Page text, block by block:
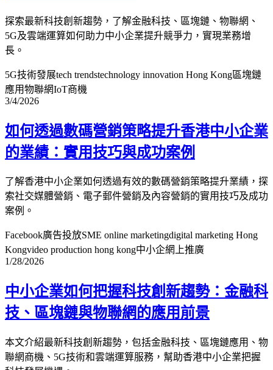
探索最新科技創新趨勢，了解金融科技、區塊鏈、物聯網、
5G及雲端運算如何助力中小企業提升競爭力，實現業務增
長。
5G技術發展tech trendstechnology innovation Hong Kong區塊鏈
應用物聯網IoT商機
3/4/2026
如何透過數碼營銷策略提升香港中小企業
的業績：實用技巧與成功案例
了解香港中小企業如何透過有效的數碼營銷策略提升業績，探
索社交媒體營銷、電子郵件營銷及內容營銷的實用技巧及成功
案例。
Facebook廣告投放SME online marketingdigital marketing Hong
Kongvideo production hong kong中小企網上推廣
1/28/2026
中小企業如何把握科技創新趨勢：金融科
技、區塊鏈與物聯網的應用前景
本文介紹最新科技創新趨勢，包括金融科技、區塊鏈應用、物
聯網商機、5G技術和雲端運算服務，幫助香港中小企業把握